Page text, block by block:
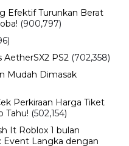
Efektif Turunkan Berat
(900,797)
AetherSX2 PS2 (702,358)
Mudah Dimasak
Perkiraan Harga Tiket
Tahu! (502,154)
It Roblox 1 bulan
Event Langka dengan